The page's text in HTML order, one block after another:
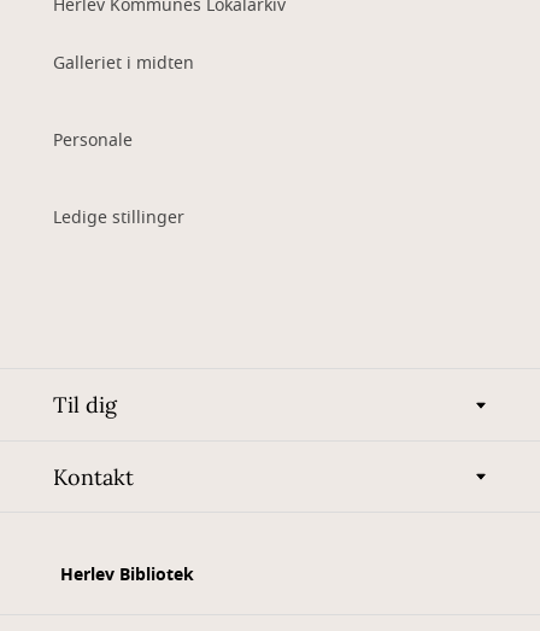
Herlev Kommunes Lokalarkiv
Galleriet i midten
Personale
Ledige stillinger
Til dig
Kontakt
Herlev Bibliotek